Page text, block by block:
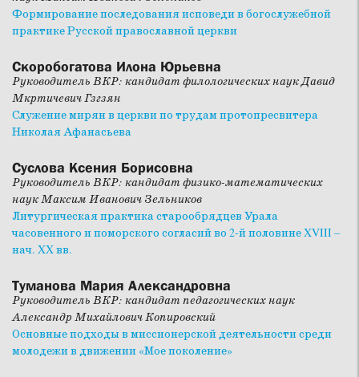
Формирование последования исповеди в богослужебной
практике Русской православной церкви
Скоробогатова Илона Юрьевна
Руководитель ВКР: кандидат филологических наук Давид
Мкртичевич Гзгзян
Служение мирян в церкви по трудам протопресвитера
Николая Афанасьева
Суслова Ксения Борисовна
Руководитель ВКР: кандидат физико-математических
наук Максим Иванович Зельников
Литургическая практика старообрядцев Урала
часовенного и поморского согласий во 2-й половине XVIII –
нач. XX вв.
Туманова Мария Александровна
Руководитель ВКР: кандидат педагогических наук
Александр Михайлович Копировский
Основные подходы в миссионерской деятельности среди
молодежи в движении «Мое поколение»